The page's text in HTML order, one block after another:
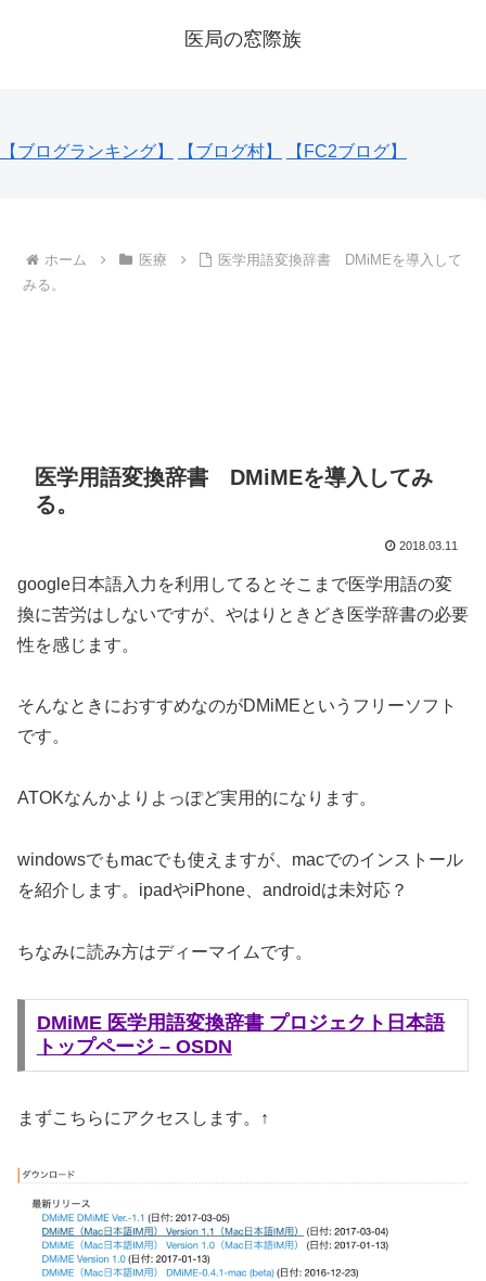
医局の窓際族
【ブログランキング】 【ブログ村】 【FC2ブログ】
ホーム 医療
医学用語変換辞書 DMiMEを導入して
みる。
医学用語変換辞書 DMiMEを導入してみ
る。
2018.03.11
google日本語入力を利用してるとそこまで医学用語の変
換に苦労はしないですが、やはりときどき医学辞書の必要
性を感じます。
そんなときにおすすめなのがDMiMEというフリーソフト
です。
ATOKなんかよりよっぽど実用的になります。
windowsでもmacでも使えますが、macでのインストール
を紹介します。ipadやiPhone、androidは未対応？
ちなみに読み方はディーマイムです。
DMiME 医学用語変換辞書 プロジェクト日本語
トップページ – OSDN
まずこちらにアクセスします。↑